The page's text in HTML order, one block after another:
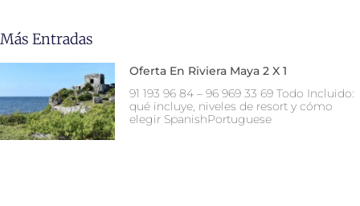
Más Entradas
Oferta En Riviera Maya 2 X 1
91 193 96 84 – 96 969 33 69 Todo Incluido:
qué incluye, niveles de resort y cómo
elegir SpanishPortuguese